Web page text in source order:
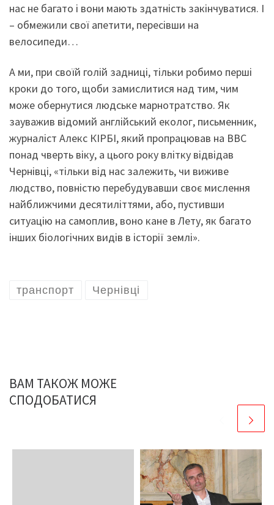
нас не багато і вони мають здатність закінчуватися. І
– обмежили свої апетити, пересівши на
велосипеди…
А ми, при своїй голій задниці, тільки робимо перші
кроки до того, щоби замислитися над тим, чим
може обернутися людське марнотратство. Як
зауважив відомий англійський еколог, письменник,
журналіст Алекс КІРБІ, який пропрацював на ВВС
понад чверть віку, а цього року влітку відвідав
Чернівці, «тільки від нас залежить, чи виживе
людство, повністю перебудувавши своє мислення
найближчими десятиліттями, або, пустивши
ситуацію на самоплив, воно кане в Лету, як багато
інших біологічних видів в історії землі».
транспорт Чернівці
ВАМ ТАКОЖ МОЖЕ
СПОДОБАТИСЯ